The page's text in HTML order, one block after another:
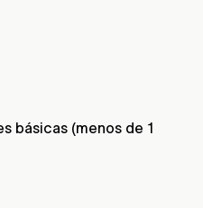
básicas (menos de 1